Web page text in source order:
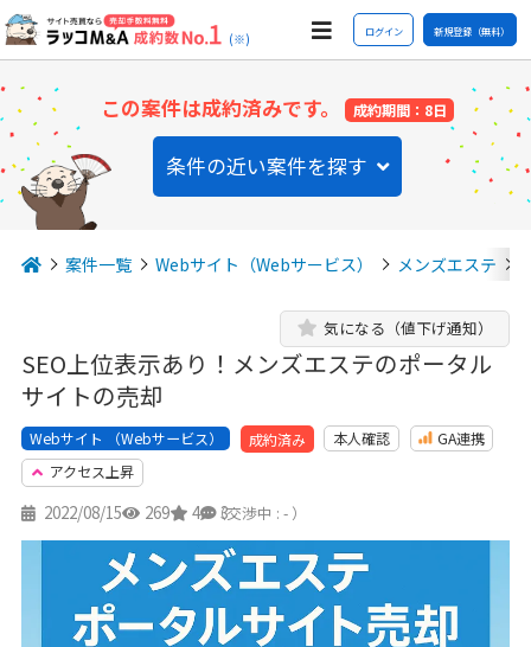
(※) ログイン 新規登録（無料）
この案件は成約済みです。 成約期間：8日
条件の近い案件を探す
案件一覧 Webサイト（Webサービス） メンズエステ
SEO上位表示あり！メンズエステのポータル
サイトの売却
気になる（値下げ通知）
Webサイト （Webサービス） 成約済み 本人確認
GA連携
アクセス上昇
2022/08/15 269 4 3
（交渉中 : - ）